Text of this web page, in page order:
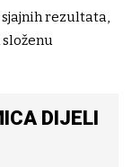
rezultata,
DIJELI